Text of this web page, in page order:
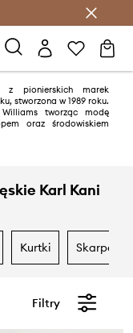
pionierskich marek
stworzona w 1989 roku.
tworząc modę
oraz środowiskiem
Karl Kani
kurtki skarpetki
Filtry